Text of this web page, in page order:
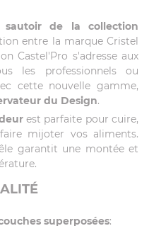
sautoir de la collection
entre la marque Cristel
Castel'Pro s'adresse aux
les professionnels ou
cette nouvelle gamme,
du Design.
est parfaite pour cuire,
mijoter vos aliments.
garantit une montée et
superposées: